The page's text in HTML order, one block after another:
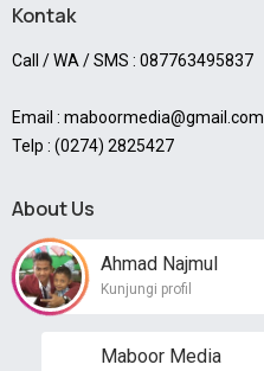
Kontak
Call / WA / SMS : 087763495837
Email : maboormedia@gmail.com
Telp : (0274) 2825427
About Us
Ahmad Najmul
Kunjungi profil
Maboor Media